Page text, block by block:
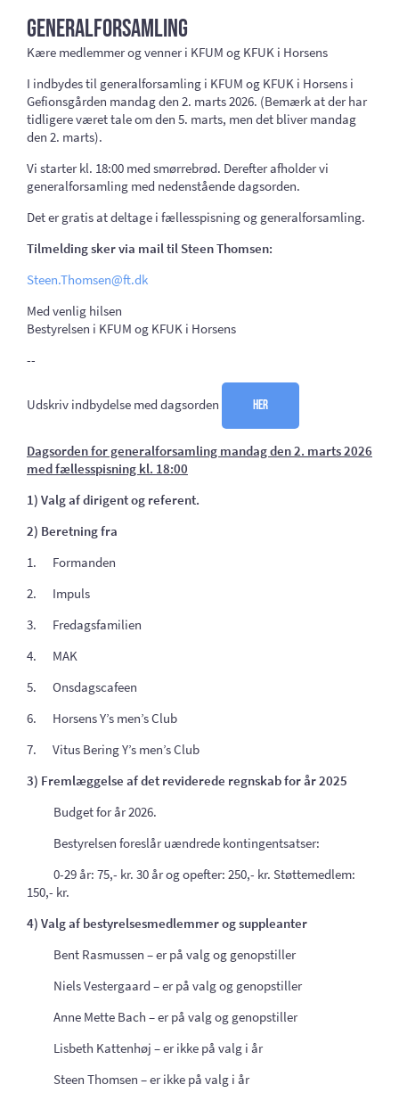
Generalforsamling
Kære medlemmer og venner i KFUM og KFUK i Horsens
I indbydes til generalforsamling i KFUM og KFUK i Horsens i
Gefionsgården mandag den 2. marts 2026. (Bemærk at der har
tidligere været tale om den 5. marts, men det bliver mandag
den 2. marts).
Vi starter kl. 18:00 med smørrebrød. Derefter afholder vi
generalforsamling med nedenstående dagsorden.
Det er gratis at deltage i fællesspisning og generalforsamling.
Tilmelding sker via mail til Steen Thomsen:
Steen.Thomsen@ft.dk
Med venlig hilsen
Bestyrelsen i KFUM og KFUK i Horsens
--
Udskriv indbydelse med dagsorden her
Dagsorden for generalforsamling mandag den 2. marts 2026
med fællesspisning kl. 18:00
1) Valg af dirigent og referent.
2) Beretning fra
1.
Formanden
2.
Impuls
3.
Fredagsfamilien
4.
MAK
5.
Onsdagscafeen
6.
Horsens Y’s men’s Club
7.
Vitus Bering Y’s men’s Club
3) Fremlæggelse af det reviderede regnskab for år 2025
Budget for år 2026.
Bestyrelsen foreslår uændrede kontingentsatser:
0-29 år: 75,- kr. 30 år og opefter: 250,- kr. Støttemedlem:
150,- kr.
4) Valg af bestyrelsesmedlemmer og suppleanter
Bent Rasmussen – er på valg og genopstiller
Niels Vestergaard – er på valg og genopstiller
Anne Mette Bach – er på valg og genopstiller
Lisbeth Kattenhøj – er ikke på valg i år
Steen Thomsen – er ikke på valg i år